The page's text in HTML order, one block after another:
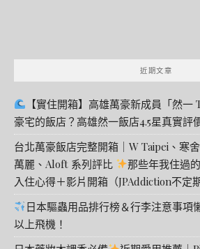
近期文章
【實住開箱】高雄萬豪新成員「然一
豪宅的飯店？高雄然一飯店4.5星真實評
台北萬豪飯店完整開箱｜W Taipei、寒
萬麗、Aloft 系列評比
那些年我住過
入住心得＋影片開箱（JPAddiction不定
日本驅蟲用品排行榜＆行李注意事項
以上飛機！